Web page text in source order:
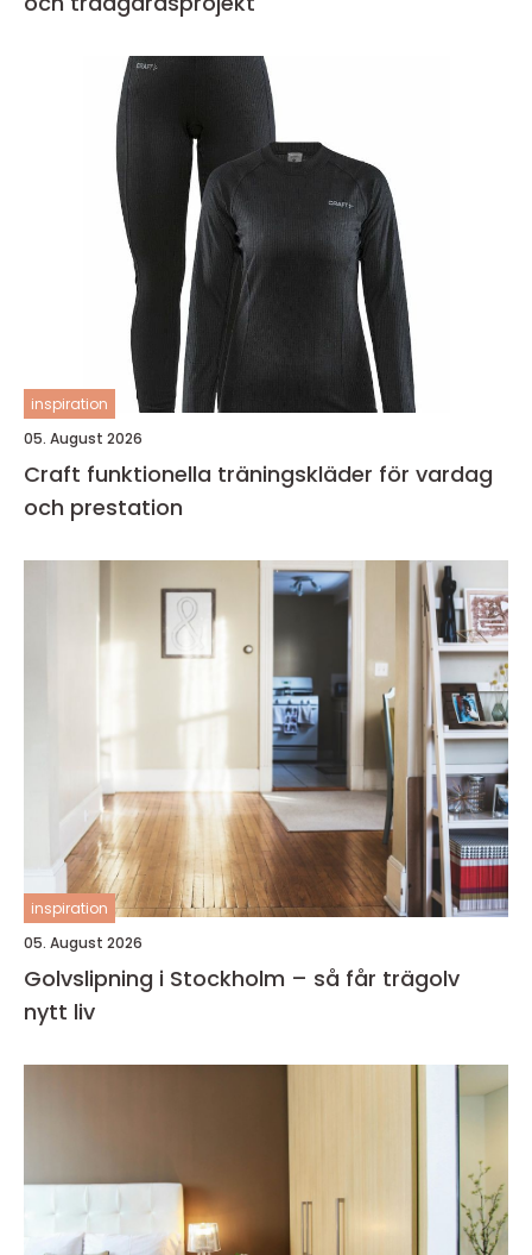
inspiration
05. August 2026
Craft funktionella träningskläder för vardag
och prestation
inspiration
05. August 2026
Golvslipning i Stockholm – så får trägolv
nytt liv